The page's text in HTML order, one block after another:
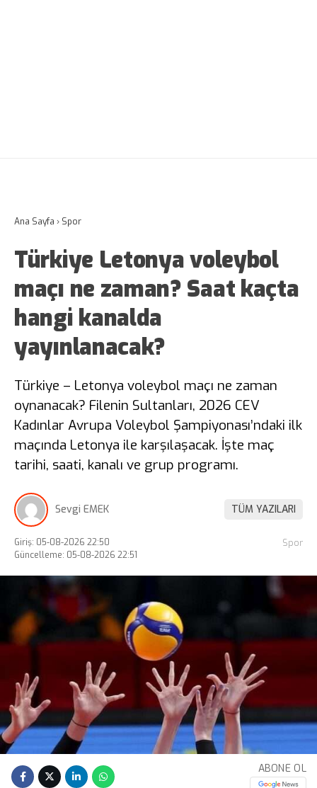
Ana Sayfa › Spor
Türkiye Letonya voleybol
maçı ne zaman? Saat kaçta
hangi kanalda
yayınlanacak?
Türkiye – Letonya voleybol maçı ne zaman
oynanacak? Filenin Sultanları, 2026 CEV
Kadınlar Avrupa Voleybol Şampiyonası’ndaki ilk
maçında Letonya ile karşılaşacak. İşte maç
tarihi, saati, kanalı ve grup programı.
Sevgi EMEK TÜM YAZILARI
Giriş: 05-08-2026 22:50
Güncelleme: 05-08-2026 22:51
Spor
ABONE OL